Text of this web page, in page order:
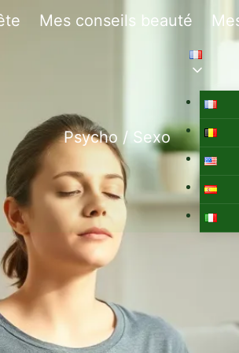
Mes conseils beauté
Psycho / Sexo